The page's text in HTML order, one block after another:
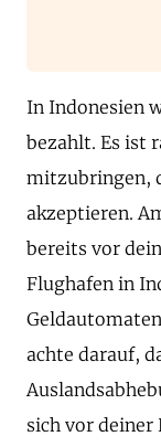
In Indonesien
bezahlt. Es ist
mitzubringen,
akzeptieren.
bereits vor
Flughafen in
achte darauf,
sich vor deiner